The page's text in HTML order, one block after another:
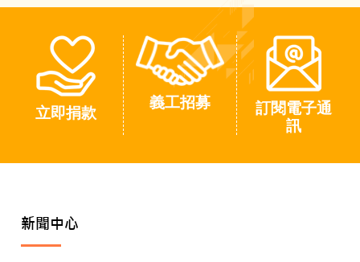
立即捐款
義工招募
訂閱電子通
訊
新聞中心